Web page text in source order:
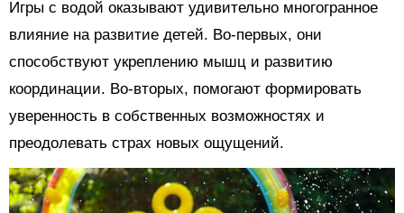
Игры с водой оказывают удивительно многогранное
влияние на развитие детей. Во-первых, они
способствуют укреплению мышц и развитию
координации. Во-вторых, помогают формировать
уверенность в собственных возможностях и
преодолевать страх новых ощущений.